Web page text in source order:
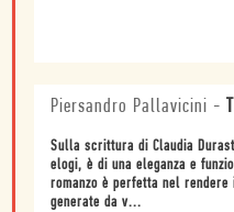
Piersandro Pallavicini -
Sulla scrittura di Claudia
elogi, è di una eleganza e
romanzo è perfetta nel
generate da v...